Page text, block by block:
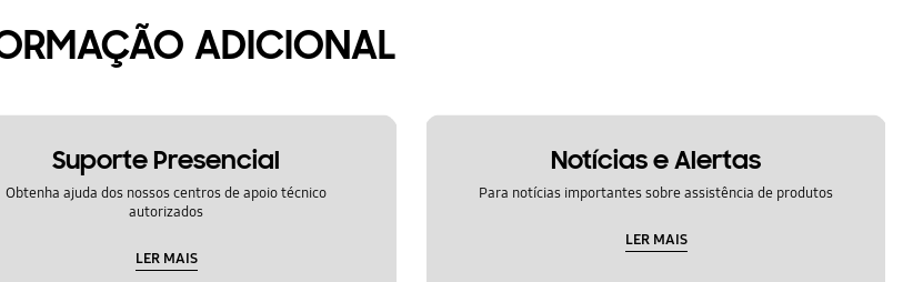
ADICIONAL
Suporte Presencial
Obtenha ajuda dos nossos centros de apoio técnico
autorizados
LER MAIS
Notícias e Alertas
Para notícias importantes sobre assistência de produtos
LER MAIS